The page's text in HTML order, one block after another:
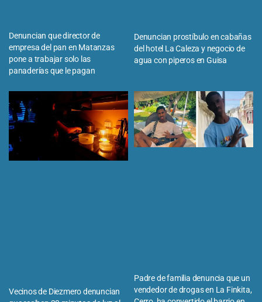
Denuncian que director de
empresa del pan en Matanzas
pone a trabajar solo las
panaderías que le pagan
Denuncian prostíbulo en cabañas
del hotel La Caleza y negocio de
agua con piperos en Guisa
Vecinos de Diezmero denuncian
Padre de familia denuncia que un
vendedor de drogas en La Finkita,